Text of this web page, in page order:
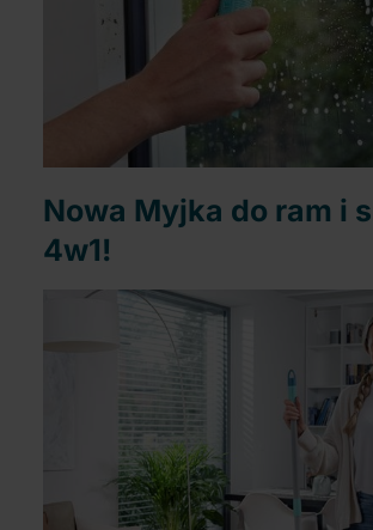
Nowa Myjka do ram i
4w1!